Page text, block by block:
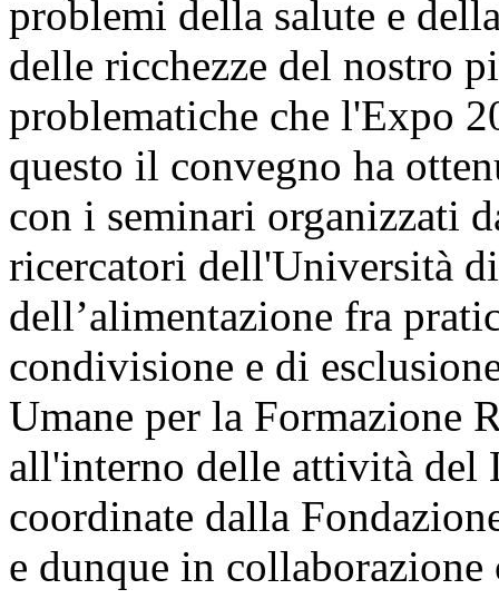
problemi della salute e
delle ricchezze del nostro
problematiche che l'Expo
questo il convegno ha
con i seminari organizzati
ricercatori dell'Università
dell’alimentazione fra
condivisione e di
Umane per la Formazione
all'interno delle attività
coordinate dalla
e dunque in